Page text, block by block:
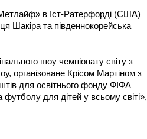
в Іст-Ратерфорді (США)
Шакіра та південнокорейська
шоу чемпіонату світу з
організоване Крісом Мартіном з
для освітнього фонду ФІФА
для дітей у всьому світі»,